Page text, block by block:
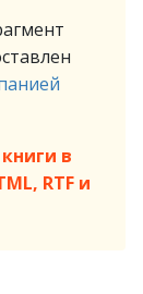
в
RTF и